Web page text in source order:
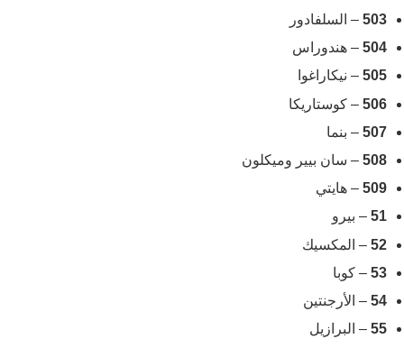
503 – السلفادور
504 – هندوراس
505 – نيكاراغوا
506 – كوستاريكا
507 – بنما
508 – سان بيير وميكلون
509 – هايتي
51 – بيرو
52 – المكسيك
53 – كوبا
54 – الأرجنتين
55 – البرازيل